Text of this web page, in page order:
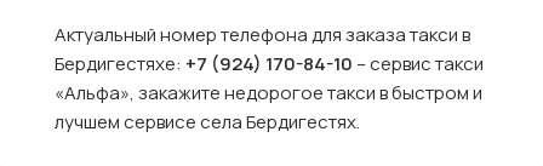
Актуальный номер телефона для заказа такси в
Бердигестяхе: +7 (924) 170-84-10 – сервис такси
«Альфа», закажите недорогое такси в быстром и
лучшем сервисе села Бердигестях.